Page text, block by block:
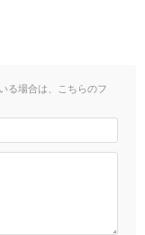
る場合は、こちらのフ